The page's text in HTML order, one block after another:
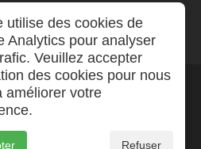
utilise des cookies de
Analytics pour analyser
Veuillez accepter
des cookies pour nous
améliorer votre
Refuser